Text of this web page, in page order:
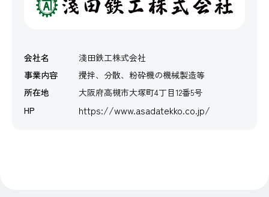
会社名
淺田鉄工株式会社
事業内容
攪拌、分散、粉砕機の機械製造等
所在地
大阪府高槻市大塚町4丁目12番5号
HP
https://www.asadatekko.co.jp/